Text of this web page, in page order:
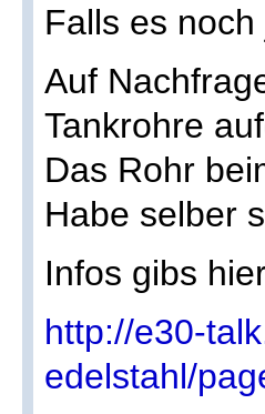
Falls es
Auf
Tankrohre
Das Rohr
Habe selber
Infos gibs
http://e30-
edelstahl/